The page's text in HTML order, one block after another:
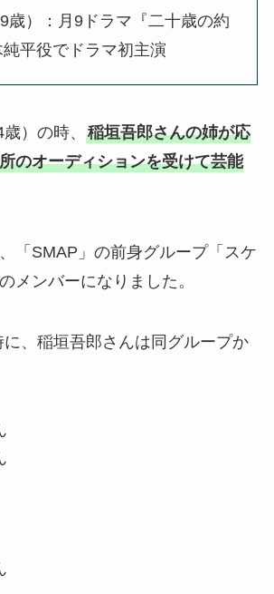
歳）：月9ドラマ『二十歳の約
平役でドラマ初主演
）の時、 稲垣吾郎さんの姉が応
のオーディションを受けて芸能
「SMAP」の前身グループ「スケ
メンバーになりました。
、稲垣吾郎さんは同グループか